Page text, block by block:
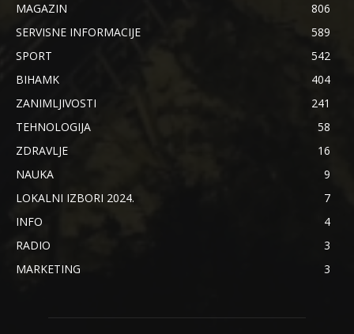
MAGAZIN
806
SERVISNE INFORMACIJE
589
SPORT
542
BIHAMK
404
ZANIMLJIVOSTI
241
TEHNOLOGIJA
58
ZDRAVLJE
16
NAUKA
9
LOKALNI IZBORI 2024.
7
INFO
4
RADIO
3
MARKETING
3